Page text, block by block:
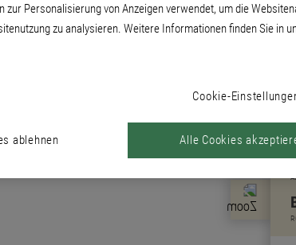
zur Personalisierung von Anzeigen verwendet, um die
zu analysieren. Weitere Informationen finden Sie in
Cookie-
ablehnen Alle Cookies